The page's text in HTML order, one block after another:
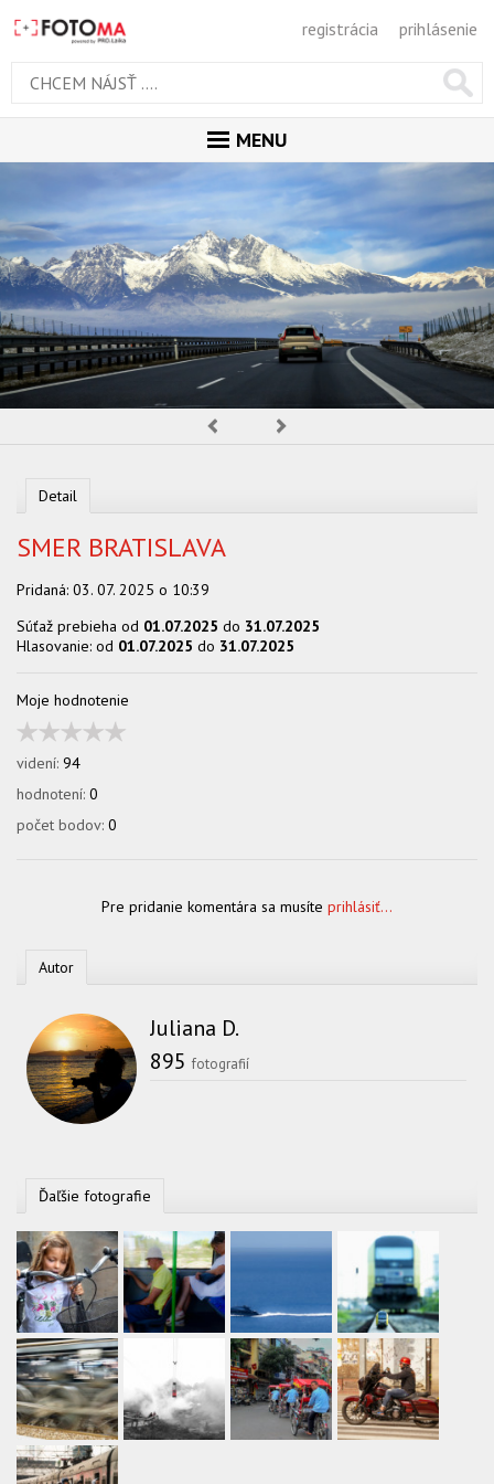
registrácia prihlásenie
MENU
MAGAZÍN
GALÉRIA
PORADŇA
SÚŤAŽE
KALENDÁR AKCIÍ
Detail
SMER BRATISLAVA
Pridaná: 03. 07. 2025 o 10:39
Súťaž prebieha od 01.07.2025 do 31.07.2025
Hlasovanie: od 01.07.2025 do 31.07.2025
Moje hodnotenie
videní: 94
hodnotení: 0
počet bodov: 0
Pre pridanie komentára sa musíte prihlásiť...
Autor
Juliana D.
895 fotografií
Ďaľšie fotografie